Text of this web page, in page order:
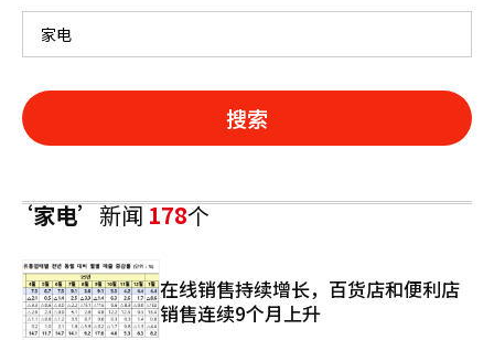
搜索
‘家电’新闻178个
在线销售持续增长，百货店和便利店
销售连续9个月上升